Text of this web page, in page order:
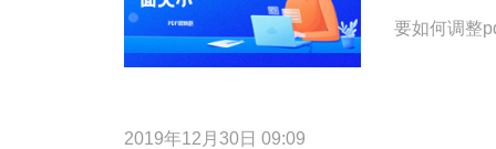
要如何调整
2019年12月30日 09:09